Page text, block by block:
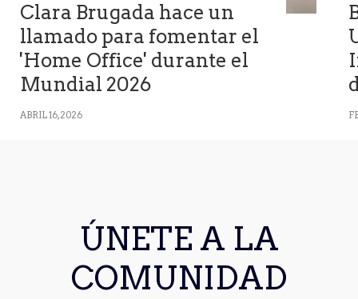
Clara Brugada hace un
llamado para fomentar el
'Home Office' durante el
Mundial 2026
ABRIL 16, 2026
ÚNETE A LA
COMUNIDAD